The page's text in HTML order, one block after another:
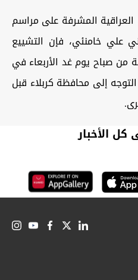
العراقية المشرفة على مراسم
علي خامنئي، فإن التشييع
صباح يوم غد الأربعاء في
إلى محافظة كربلاء قبل
الأخبار